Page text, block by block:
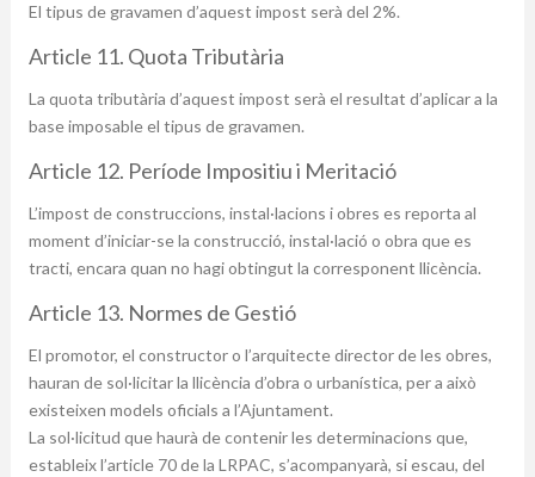
El tipus de gravamen d’aquest impost serà del 2%.
Article 11. Quota Tributària
La quota tributària d’aquest impost serà el resultat d’aplicar a la
base imposable el tipus de gravamen.
Article 12. Període Impositiu i Meritació
L’impost de construccions, instal·lacions i obres es reporta al
moment d’iniciar-se la construcció, instal·lació o obra que es
tracti, encara quan no hagi obtingut la corresponent llicència.
Article 13. Normes de Gestió
El promotor, el constructor o l’arquitecte director de les obres,
hauran de sol·licitar la llicència d’obra o urbanística, per a això
existeixen models oficials a l’Ajuntament.
La sol·licitud que haurà de contenir les determinacions que,
estableix l’article 70 de la LRPAC, s’acompanyarà, si escau, del